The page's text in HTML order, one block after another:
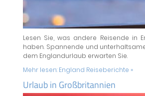
Lesen Sie, was andere Reisende in
haben. Spannende und
dem Englandurlaub erwarten Sie.
Mehr lesen: England Reiseberichte »
Urlaub in Großbritannien